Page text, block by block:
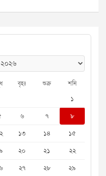
বৃহঃ শুক্র শনি
১
৬ ৭
৮
১৩ ১৪
১৫
২০ ২১
২২
২৭ ২৮ ২৯